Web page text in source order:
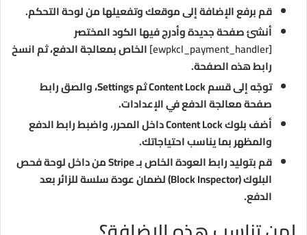
قم برفع الإضافة إلى موقعك وتفعيلها من لوحة التحكم.
أنشئ صفحة جديدة وأدرج فيها الكود المختصر
[ewpkcl_payment_handler]
الخاص بمعالجة الدفع، ثم انسخ
رابط هذه الصفحة.
توجّه إلى قسم Content Lock ثم Settings، والصق رابط
صفحة معالجة الدفع في الإعدادات.
أضف بلوك Content Lock داخل المحرر، واضبط رابط الدفع
والمظهر بما يناسب احتياجاتك.
قم بتوليد رابط العودة الخاص بـ Stripe من داخل لوحة فحص
البلوك (Block Inspector) لضمان عودة سلسة للزائر بعد
الدفع.